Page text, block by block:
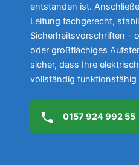
entstanden ist.
Leitung fachgerecht,
Sicherheitsvorschriften –
oder großflächiges
sicher, dass Ihre
vollständig funktionsfähig
0157 924 992 55